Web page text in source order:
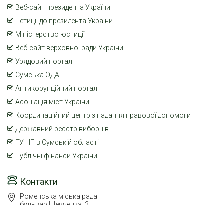
Контакти
Роменська міська рада
Веб-сайт президента України
Петиції до президента України
Міністерство юстиції
Веб-сайт верховної ради України
Урядовий портал
Сумська ОДА
Антикорупційний портал
Асоціація міст України
Координаційний центр з надання правової допомоги
Державний реєстр виборців
ГУ НП в Сумській області
Публічні фінанси України